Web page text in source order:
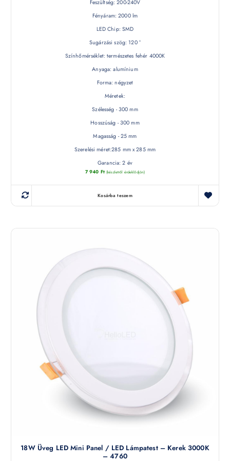
Feszültség: 200-240V
Fényáram: 2000 lm
LED Chip: SMD
Sugárzási szög: 120 °
Színhőmérséklet: természetes fehér 4000K
Anyaga: alumínium
Forma: négyzet
Méretek:
Szélesség - 300 mm
Hosszúság - 300 mm
Magasság - 25 mm
Szerelési méret:285 mm x 285 mm
Garancia: 2 év
7 940 Ft (készletről érdeklődjön)
Kosárba teszem
18W Üveg LED Mini Panel / LED Lámpatest – Kerek 3000K
– 4760